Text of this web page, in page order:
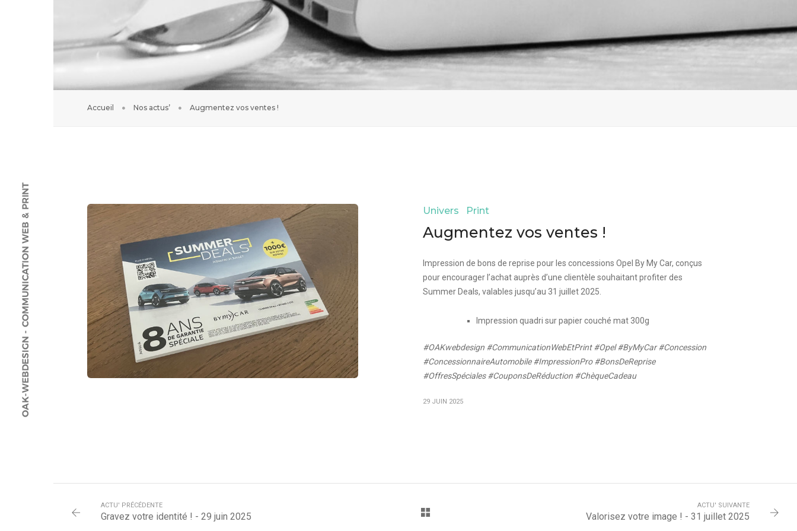
Accueil Nos actus’ Augmentez vos ventes !
Univers Print
Augmentez vos ventes !
Impression de bons de reprise pour les concessions Opel By My Car, conçus
pour encourager l’achat auprès d’une clientèle souhaitant profiter des
Summer Deals, valables jusqu’au 31 juillet 2025.
Impression quadri sur papier couché mat 300g
#OAKwebdesign #CommunicationWebEtPrint #Opel #ByMyCar #Concession
#ConcessionnaireAutomobile #ImpressionPro #BonsDeReprise
#OffresSpéciales #CouponsDeRéduction #ChèqueCadeau
29 JUIN 2025
ACTU' PRÉCÉDENTE
Gravez votre identité ! - 29 juin 2025
ACTU' SUIVANTE
Valorisez votre image ! - 31 juillet 2025